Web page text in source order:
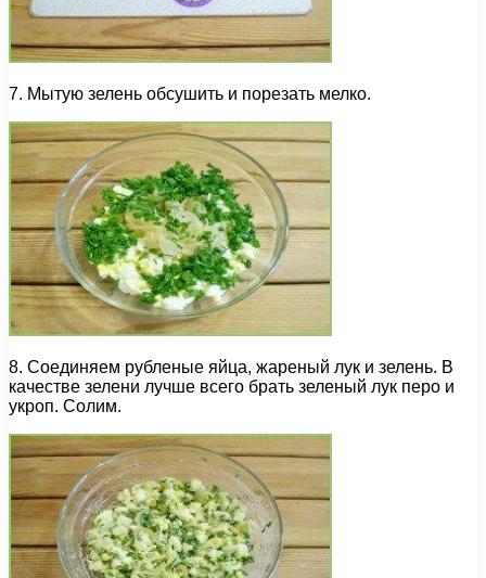
7. Мытую зелень обсушить и порезать мелко.
8. Соединяем рубленые яйца, жареный лук и зелень. В
качестве зелени лучше всего брать зеленый лук перо и
укроп. Солим.